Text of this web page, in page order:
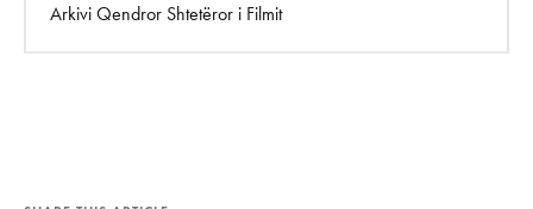
Arkivi Qendror Shtetëror i Filmit